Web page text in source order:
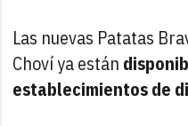
Las nuevas Patatas
Chovíya están
establecimientos de